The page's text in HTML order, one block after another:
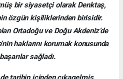
bir siyasetçi olarak Denktaş,
özgün kişiliklerinden birisidir.
Ortadoğu ve Doğu Akdeniz’de
haklarını korumak konusunda
sağladı.